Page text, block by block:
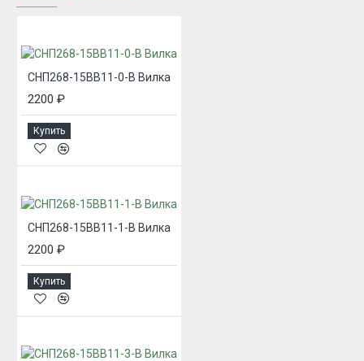
СНП268-15ВВ11-0-В Вилка
2200 ₽
Купить
СНП268-15ВВ11-1-В Вилка
2200 ₽
Купить